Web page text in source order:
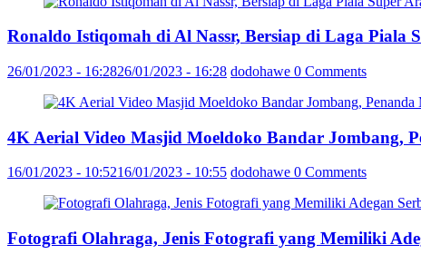
Ronaldo Istiqomah di Al Nassr, Bersiap di Laga Piala
26/01/2023 - 16:2826/01/2023 - 16:28 dodohawe 0 Comments
4K Aerial Video Masjid Moeldoko Bandar Jombang,
16/01/2023 - 10:5216/01/2023 - 10:55 dodohawe 0 Comments
Fotografi Olahraga, Jenis Fotografi yang Memiliki